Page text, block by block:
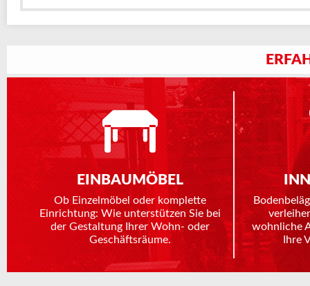
EINBAUMÖBEL
Ob Einzelmöbel oder komplette
Einrichtung: Wie unterstützen Sie bei
der Gestaltung Ihrer Wohn- oder
Geschäftsräume.
wohnliche
Ihre